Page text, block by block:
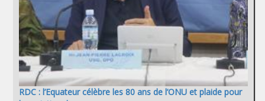
RDC : l’Equateur célèbre les 80 ans de l’ONU et plaide pour